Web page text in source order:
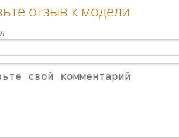
отзыв к модели